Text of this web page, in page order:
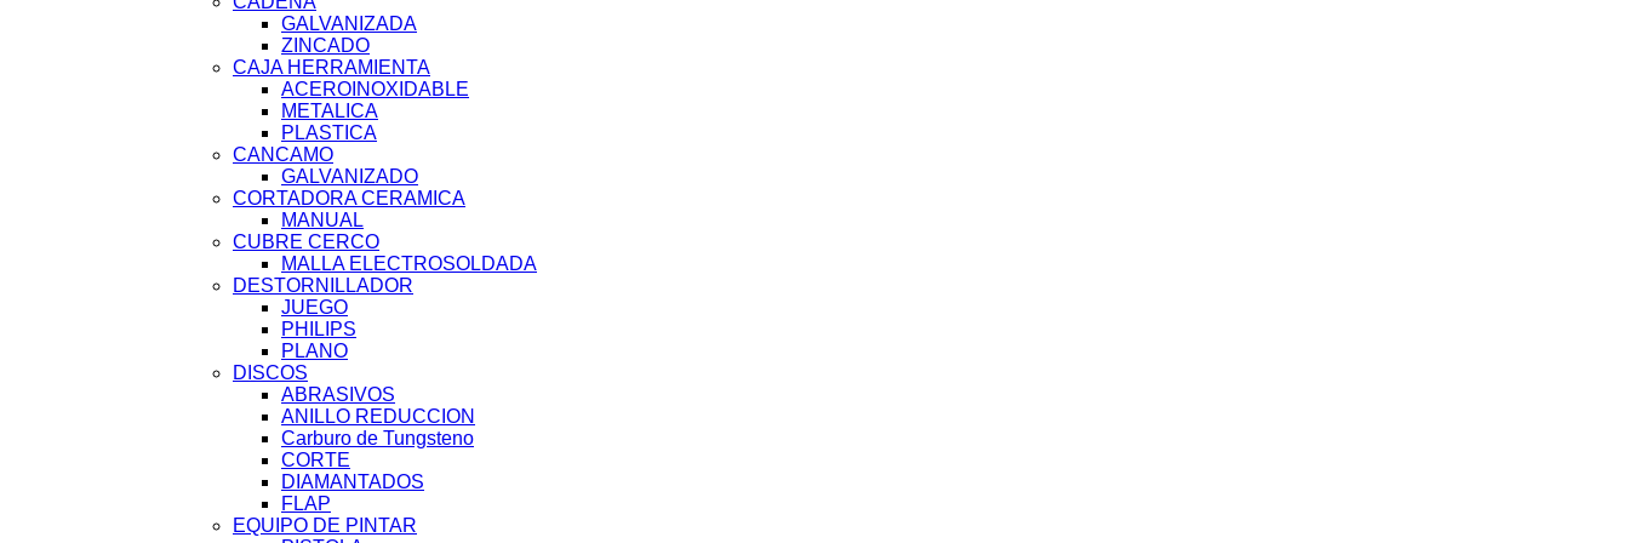
GALVANIZADA
ZINCADO
CAJA HERRAMIENTA
ACEROINOXIDABLE
METALICA
PLASTICA
CANCAMO
GALVANIZADO
CORTADORA CERAMICA
MANUAL
CUBRE CERCO
MALLA ELECTROSOLDADA
DESTORNILLADOR
JUEGO
PHILIPS
PLANO
DISCOS
ABRASIVOS
ANILLO REDUCCION
Carburo de Tungsteno
CORTE
DIAMANTADOS
FLAP
EQUIPO DE PINTAR